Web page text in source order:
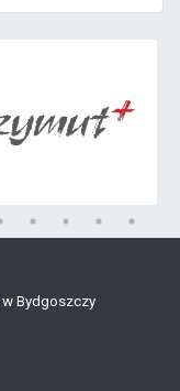
w Bydgoszczy